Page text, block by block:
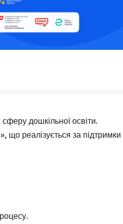
дошкільної освіти.
що реалізується за підтримки